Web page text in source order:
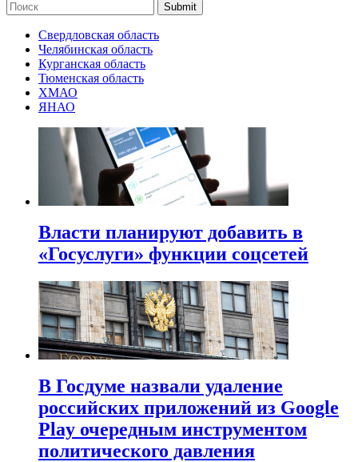
Submit
Свердловская область
Челябинская область
Курганская область
Тюменская область
ХМАО
ЯНАО
Власти планируют добавить в
«Госуслуги» функции соцсетей
В Госдуме назвали удаление
российских приложений из Google
Play очередным инструментом
политического давления